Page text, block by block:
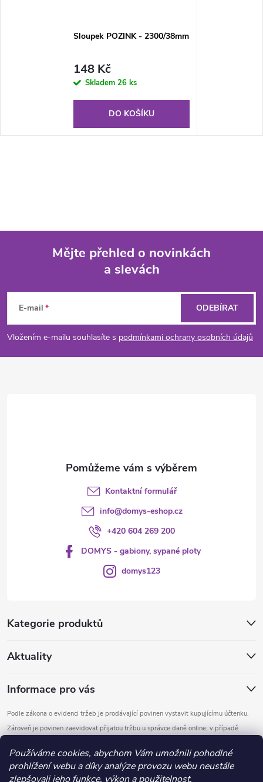
Používáme cookies, abychom Vám umožnili pohodlné
prohlížení webu a díky analýze provozu webu neustále
zlepšovali jeho funkce, výkon a použitelnost.
Sloupek POZINK - 2300/38mm
148 Kč
Skladem 26 ks
DO KOŠÍKU
p
a
Mějte přehled o novinkách
a slevách
E-mail
Vložením e-mailu souhlasíte s podmínkami ochrany osobních údajů
ODEBÍRAT
Kategorie produktů
Aktuality
Informace pro vás
Podle zákona o evidenci tržeb je prodávající povinen vystavit kupujícímu účtenku.
Zároveň je povinen zaevidovat přijatou tržbu u správce daně online; v případě
Kontaktní formulář
info@domys-eshop.cz
+420 604 269 200
DOMYS - gabiony, sypané ploty
domys123
Copyright 2026DOMYS. Všechna práva vyhrazena.